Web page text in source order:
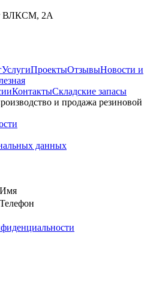
ВЛКСМ, 2А
УслугиПроектыОтзывыНовости и
КонтактыСкладские запасы
и продажа резиновой
данных
Имя
Телефон